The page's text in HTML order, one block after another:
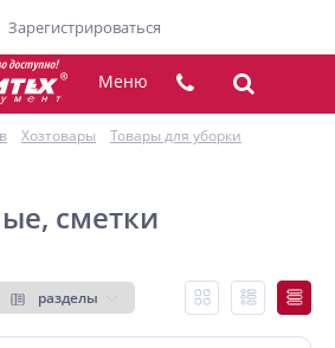
Меню
Хозтовары
Товары для уборки
сметки
разделы
Зарегистрироваться